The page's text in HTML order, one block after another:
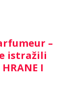
–
istražili
I